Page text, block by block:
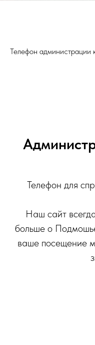
Телефон администрации
Телефон для
Наш сайт
больше о
ваше посещение